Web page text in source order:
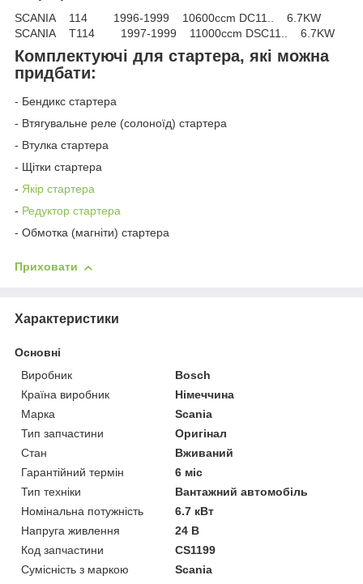
SCANIA 114 1996-1999 10600ccm DC11.. 6.7KW
SCANIA T114 1997-1999 11000ccm DSC11.. 6.7KW
Комплектуючі для стартера, які можна
придбати:
- Бендикс стартера
- Втягувальне реле (солоноїд) стартера
- Втулка стартера
- Щітки стартера
- Якір стартера
- Редуктор стартера
- Обмотка (магніти) стартера
Приховати
Характеристики
Основні
Виробник
Bosch
Країна виробник
Німеччина
Марка
Scania
Тип запчастини
Оригінал
Стан
Вживаний
Гарантійний термін
6 міс
Тип техніки
Вантажний автомобіль
Номінальна потужність
6.7 кВт
Напруга живлення
24 В
Код запчастини
CS1199
Сумісність з маркою
Scania